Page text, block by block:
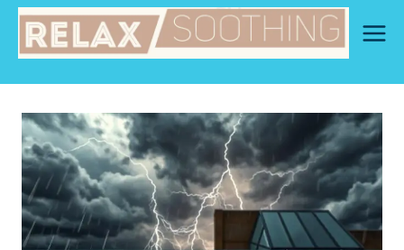
Skip
content